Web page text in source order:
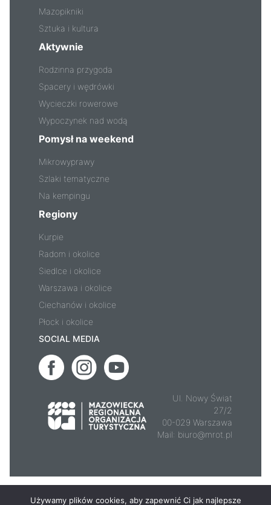
Mazopikniki
Sztuka i kultura
Aktywnie
Rodzinna przygoda
Spacery i wędrówki
Wycieczki rowerowe
Wypoczynek nad wodą
Pomysł na weekend
Mikrowyprawy
Szlaki tematyczne
Na kempingu
Regiony
Kurpie
Radom i okolice
Siedlce i okolice
Warszawa i okolice
Ciechanów i okolice
Płock i okolice
SOCIAL MEDIA
Ul. Nowy Świat
27/2
00-029 Warszawa
Mail: biuro@mrot.pl
Używamy plików cookies, aby zapewnić Ci jak najlepsze